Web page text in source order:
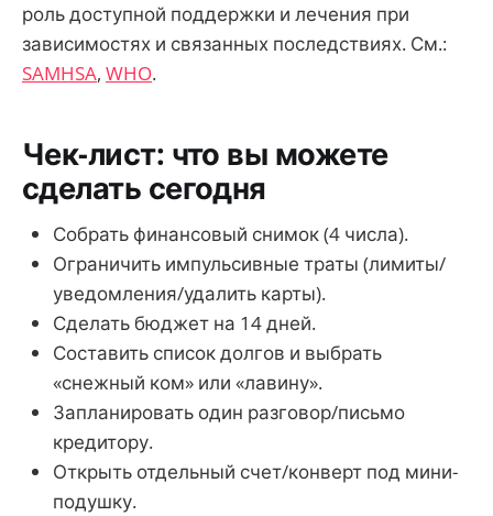
роль доступной поддержки и лечения при
зависимостях и связанных последствиях. См.:
SAMHSA, WHO.
Чек-лист: что вы можете
сделать сегодня
Собрать финансовый снимок (4 числа).
Ограничить импульсивные траты (лимиты/
уведомления/удалить карты).
Сделать бюджет на 14 дней.
Составить список долгов и выбрать
«снежный ком» или «лавину».
Запланировать один разговор/письмо
кредитору.
Открыть отдельный счет/конверт под мини-
подушку.